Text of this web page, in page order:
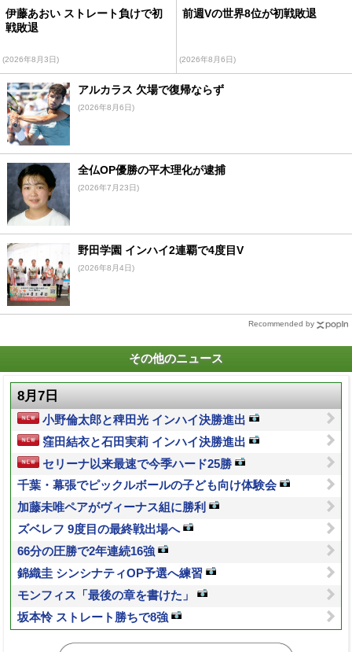
伊藤あおい ストレート負けで初
戦敗退
(2026年8月3日)
前週Vの世界8位が初戦敗退
(2026年8月6日)
アルカラス 欠場で復帰ならず
(2026年8月6日)
全仏OP優勝の平木理化が逮捕
(2026年7月23日)
野田学園 インハイ2連覇で4度目V
(2026年8月4日)
Recommended by
その他のニュース
8月7日
小野倫太郎と稗田光 インハイ決勝進出
窪田結衣と石田実莉 インハイ決勝進出
セリーナ以来最速で今季ハード25勝
千葉・幕張でピックルボールの子ども向け体験会
加藤未唯ペアがヴィーナス組に勝利
ズベレフ 9度目の最終戦出場へ
66分の圧勝で2年連続16強
錦織圭 シンシナティOP予選へ練習
モンフィス「最後の章を書けた」
坂本怜 ストレート勝ちで8強